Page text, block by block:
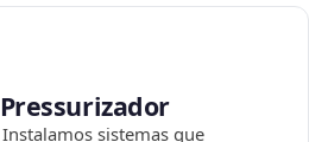
sistemas que